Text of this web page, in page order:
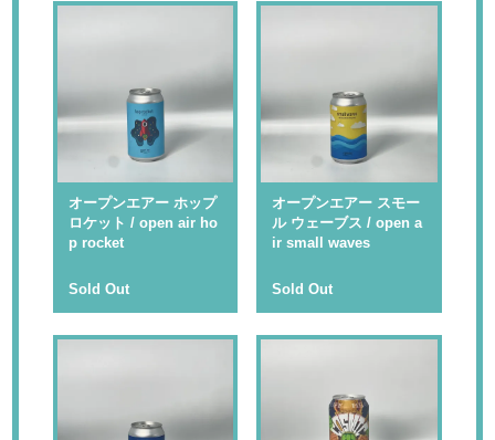
オープンエアー ホップ
ロケット / open air ho
p rocket
Sold Out
オープンエアー スモー
ル ウェーブス / open a
ir small waves
Sold Out